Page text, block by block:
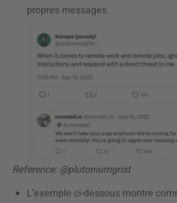
propres messages.
Reference: @plutoniumgrist
L’exemple ci-dessous montre